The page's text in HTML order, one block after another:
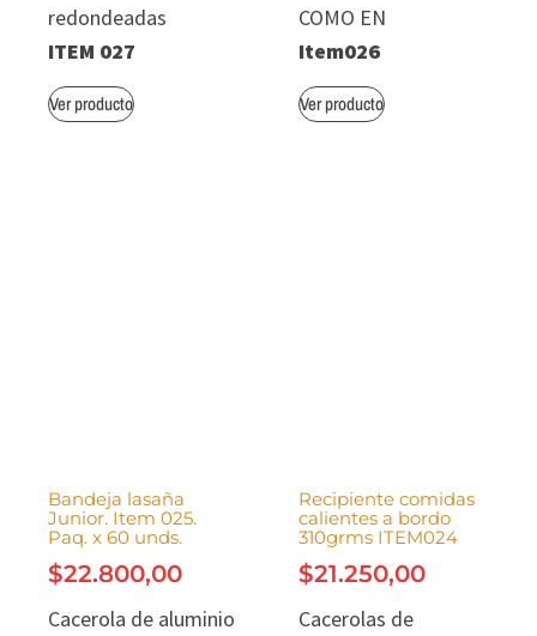
redondeadas
ITEM 027
Ver producto
COMO EN
Item026
Ver producto
Bandeja lasaña
Junior. Item 025.
Paq. x 60 unds.
$22.800,00
Cacerola de aluminio
Recipiente comidas
calientes a bordo
310grms ITEM024
$21.250,00
Cacerolas de